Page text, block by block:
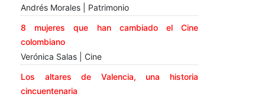
Andrés Morales | Patrimonio
8 mujeres que han cambiado el Cine
colombiano
Verónica Salas | Cine
Los altares de Valencia, una historia
cincuentenaria